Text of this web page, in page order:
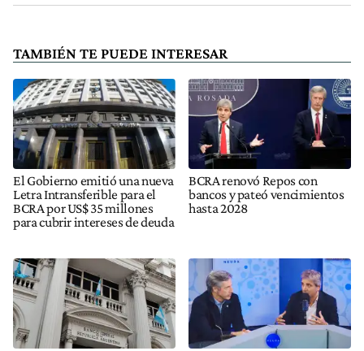
TAMBIÉN TE PUEDE INTERESAR
El Gobierno emitió una nueva
Letra Intransferible para el
BCRA por US$ 35 millones
para cubrir intereses de deuda
BCRA renovó Repos con
bancos y pateó vencimientos
hasta 2028